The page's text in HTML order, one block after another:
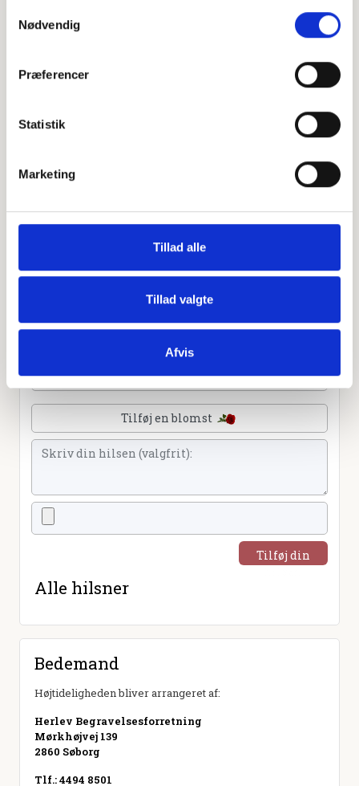
Nødvendig
Præferencer
Statistik
Marketing
Tillad alle
Tillad valgte
Afvis
−
Personlig hilsen
et lys, skrive et mindeord,
dele billeder og video eller blot sende et hjerte eller en
Tænd et lys
Tilføj et hjerte
Tilføj en blomst
Tilføj din
Alle hilsner
Bedemand
Højtideligheden bliver arrangeret af:
Herlev Begravelsesforretning
Mørkhøjvej 139
2860 Søborg
Tlf.: 4494 8501